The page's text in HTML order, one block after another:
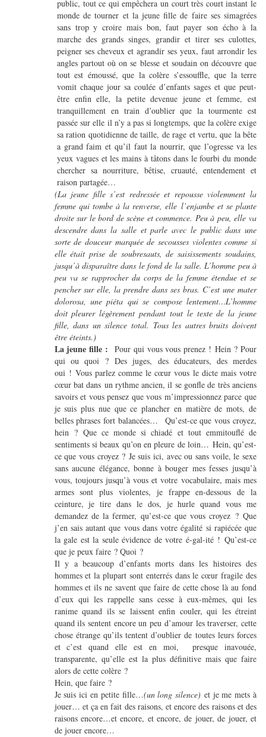
public, tout ce qui empêchera un court très court instant le
monde de tourner et la jeune fille de faire ses simagrées
sans trop y croire mais bon, faut payer son écho à la
marche des grands singes, grandir et tirer ses culottes,
peigner ses cheveux et agrandir ses yeux, faut arrondir les
angles partout où on se blesse et soudain on découvre que
tout est émoussé, que la colère s’essouffle, que la terre
vomit chaque jour sa coulée d’enfants sages et que peut-
être enfin elle, la petite devenue jeune et femme, est
tranquillement en train d’oublier que la tourmente est
passée sur elle il n’y a pas si longtemps, que la colère exige
sa ration quotidienne de taille, de rage et vertu, que la bête
a grand faim et qu’il faut la nourrir, que l’ogresse va les
yeux vagues et les mains à tâtons dans le fourbi du monde
chercher sa nourriture, bêtise, cruauté, entendement et
raison partagée…
(La jeune fille s’est redressée et repousse violemment la
femme qui tombe à la renverse, elle l’enjambe et se plante
droite sur le bord de scène et commence. Peu à peu, elle va
descendre dans la salle et parle avec le public dans une
sorte de douceur marquée de secousses violentes comme si
elle était prise de soubresauts, de saisissements soudains,
jusqu’à disparaître dans le fond de la salle. L’homme peu à
peu va se rapprocher du corps de la femme étendue et se
pencher sur elle, la prendre dans ses bras. C’est une mater
dolorosa, une piéta qui se compose lentement…L’homme
doit pleurer légèrement pendant tout le texte de la jeune
fille, dans un silence total. Tous les autres bruits doivent
être éteints.)
La jeune fille :Pour qui vous vous prenez ! Hein ? Pour
qui ou quoi ? Des juges, des éducateurs, des merdes
oui ! Vous parlez comme le cœur vous le dicte mais votre
cœur bat dans un rythme ancien, il se gonfle de très anciens
savoirs et vous pensez que vous m’impressionnez parce que
je suis plus nue que ce plancher en matière de mots, de
belles phrases fort balancées… Qu’est-ce que vous croyez,
hein ? Que ce monde si chiadé et tout emmitouflé de
sentiments si beaux qu’on en pleure de loin… Hein, qu’est-
ce que vous croyez ? Je suis ici, avec ou sans voile, le sexe
sans aucune élégance, bonne à bouger mes fesses jusqu’à
vous, toujours jusqu’à vous et votre vocabulaire, mais mes
armes sont plus violentes, je frappe en-dessous de la
ceinture, je tire dans le dos, je hurle quand vous me
demandez de la fermer, qu’est-ce que vous croyez ? Que
j’en sais autant que vous dans votre égalité si rapiécée que
la gale est la seule évidence de votre é-gal-ité ! Qu’est-ce
que je peux faire ? Quoi ?
Il y a beaucoup d’enfants morts dans les histoires des
hommes et la plupart sont enterrés dans le cœur fragile des
hommes et ils ne savent que faire de cette chose là au fond
d’eux qui les rappelle sans cesse à eux-mêmes, qui les
ranime quand ils se laissent enfin couler, qui les étreint
quand ils sentent encore un peu d’amour les traverser, cette
chose étrange qu’ils tentent d’oublier de toutes leurs forces
et c’est quand elle est en moi, presque inavouée,
transparente, qu’elle est la plus définitive mais que faire
alors de cette colère ?
Hein, que faire ?
Je suis ici en petite fille…(un long silence) et je me mets à
jouer… et ça en fait des raisons, et encore des raisons et des
raisons encore…et encore, et encore, de jouer, de jouer, et
de jouer encore…